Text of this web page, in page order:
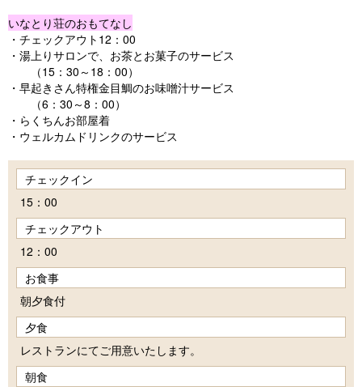
いなとり荘のおもてなし
・チェックアウト12：00
・湯上りサロンで、お茶とお菓子のサービス
（15：30～18：00）
・早起きさん特権金目鯛のお味噌汁サービス
（6：30～8：00）
・らくちんお部屋着
・ウェルカムドリンクのサービス
チェックイン
15：00
チェックアウト
12：00
お食事
朝夕食付
夕食
レストランにてご用意いたします。
朝食